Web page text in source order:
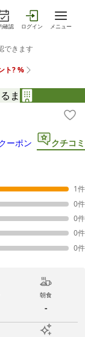
確認 ログイン メニュー
ま
ーポン クチコミ
1件
0件
0件
0件
0件
朝食
-